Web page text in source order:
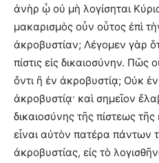
ἀνὴρ ᾧ οὐ μὴ λογίσηται
μακαρισμὸς οὖν οὗτος ἐπὶ
ἀκροβυστίαν; Λέγομεν γὰρ
πίστις εἰς δικαιοσύνην. Πῶς
ὄντι ἢ ἐν ἀκροβυστίᾳ; Οὐκ
ἀκροβυστίᾳ· καὶ σημεῖον
δικαιοσύνης τῆς πίστεως
εἶναι αὐτὸν πατέρα πάντων
ἀκροβυστίας, εἰς τὸ